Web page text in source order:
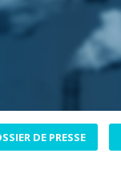
DE PRESSE